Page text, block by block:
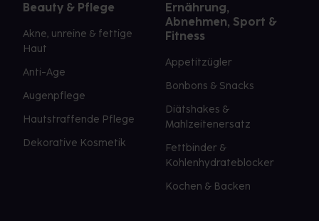
Beauty & Pflege
Akne, unreine & fettige
Haut
Anti-Age
Augenpflege
Hautstraffende Pflege
Dekorative Kosmetik
Ernährung,
Abnehmen, Sport &
Fitness
Appetitzügler
Bonbons & Snacks
Diätshakes &
Mahlzeitenersatz
Fettbinder &
Kohlenhydrateblocker
Kochen & Backen